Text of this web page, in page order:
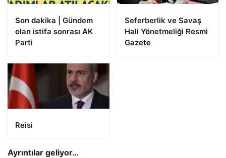
Son dakika | Gündem
olan istifa sonrası AK
Parti
Seferberlik ve Savaş
Hali Yönetmeliği Resmi
Gazete
Reisi
Ayrıntılar geliyor…